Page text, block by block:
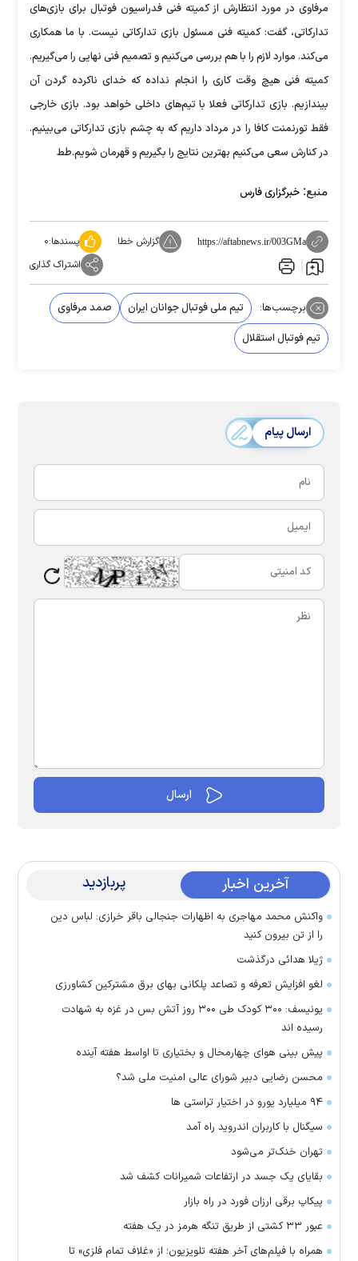
مرفاوی در مورد انتظارش از کمیته فنی فدراسیون فوتبال برای بازی‌های
تدارکاتی، گفت: کمیته فنی مسئول بازی تدارکاتی نیست. با ما همکاری
می‌کند. موارد لازم را با هم بررسی می‌کنیم و تصمیم فنی نهایی را می‌گیریم.
کمیته فنی هیچ وقت کاری را انجام نداده که خدای ناکرده گردن آن
بیندازیم. بازی تدارکاتی فعلا با تیم‌های داخلی خواهد بود. بازی خارجی
فقط تورنمنت کافا را در مرداد داریم که به چشم بازی تدارکاتی می‌بینیم.
در کنارش سعی می‌کنیم بهترین نتایج را بگیریم و قهرمان شویم.طط
منبع: خبرگزاری فارس
https://aftabnews.ir/003GMa گزارش خطا پسندها:۰
اشتراک گذاری
برچسب‌ها: تیم ملی فوتبال جوانان ایران
صمد مرفاوی
تیم فوتبال استقلال
ارسال پیام
آخرین اخبار پربازدید
واکنش محمد مهاجری به اظهارات جنجالی باقر خرازی: لباس دین
را از تن بیرون کنید
ژیلا هدائی درگذشت
لغو افزایش تعرفه و تصاعد پلکانی بهای برق مشترکین کشاورزی
یونیسف: ۳۰۰ کودک طی ۳۰۰ روز آتش بس در غزه به شهادت
رسیده اند
پیش بینی هوای چهارمحال و بختیاری تا اواسط هفته آینده
محسن رضایی دبیر شورای عالی امنیت ملی شد؟
۹۴ میلیارد یورو در اختیار تراستی ها
سیگنال با کاربران اندروید راه آمد
تهران خنک‌تر می‌شود
بقایای یک جسد در ارتفاعات شمیرانات کشف شد
پیکاپ برقی ارزان فورد در راه بازار
عبور ۳۳ کشتی از طریق تنگه هرمز در یک هفته
همراه با فیلم‌های آخر هفته تلویزیون؛ از «غلاف تمام فلزی» تا